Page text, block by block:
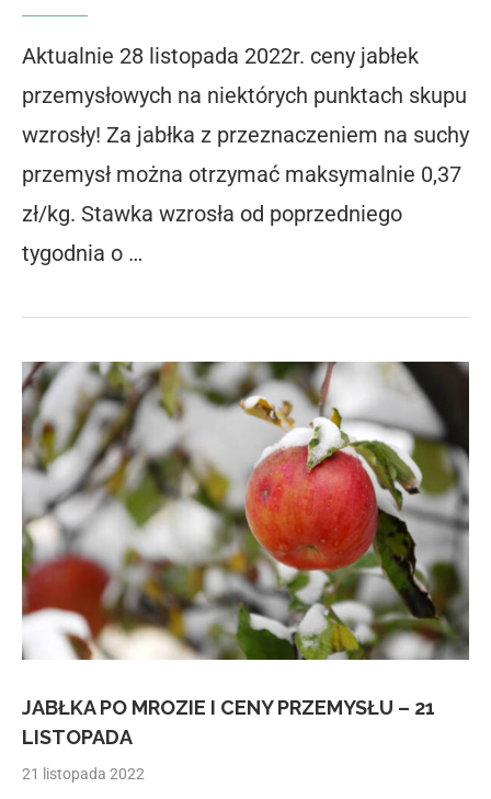
Aktualnie 28 listopada 2022r. ceny jabłek
przemysłowych na niektórych punktach skupu
wzrosły! Za jabłka z przeznaczeniem na suchy
przemysł można otrzymać maksymalnie 0,37
zł/kg. Stawka wzrosła od poprzedniego
tygodnia o …
JABŁKA PO MROZIE I CENY PRZEMYSŁU – 21
LISTOPADA
21 listopada 2022